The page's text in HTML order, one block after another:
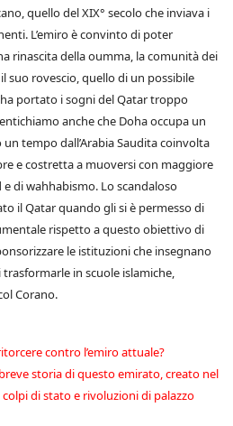
quello del XIX° secolo che inviava i
L’emiro è convinto di poter
rinascita della oumma, la comunità dei
suo rovescio, quello di un possibile
ha portato i sogni del Qatar troppo
anche che Doha occupa un
tempo dall’Arabia Saudita coinvolta
e costretta a muoversi con maggiore
di wahhabismo. Lo scandaloso
il Qatar quando gli si è permesso di
rispetto a questo obiettivo di
le istituzioni che insegnano
in scuole islamiche,
Corano.
contro l’emiro attuale?
storia di questo emirato, creato nel
di stato e rivoluzioni di palazzo